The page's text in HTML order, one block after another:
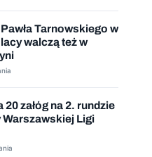
Tarnowskiego w
walczą też w
załóg na 2. rundzie
Warszawskiej Ligi